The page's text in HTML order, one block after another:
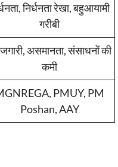
निर्धनता रेखा, बहुआयामी
गरीबी
असमानता, संसाधनों की
कमी
PMUY, PM
Poshan, AAY